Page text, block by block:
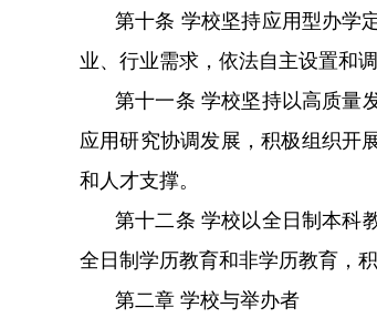
第十条 学校坚持应用型办学定位
业、行业需求，依法自主设置和调
第十一条 学校坚持以高质量发
应用研究协调发展，积极组织
和人才支撑。
第十二条 学校以全日制本科
全日制学历教育和非学历教育
第二章 学校与举办者